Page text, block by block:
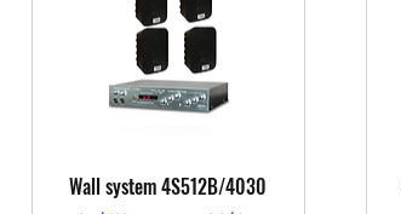
العرض السريع
Wall system 4S512B/4030